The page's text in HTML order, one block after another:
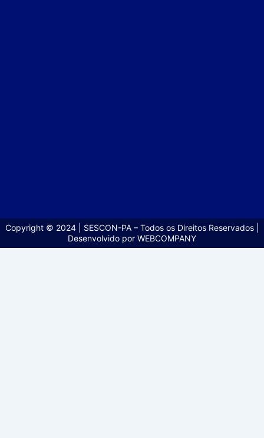
Copyright © 2024 | SESCON-PA – Todos os Direitos Reservados |
Desenvolvido por WEBCOMPANY